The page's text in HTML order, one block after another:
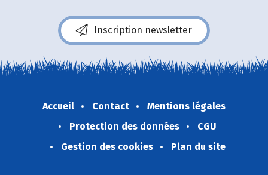
Inscription newsletter
Accueil Contact
Mentions légales
Protection des données
CGU
Gestion des cookies
Plan du site